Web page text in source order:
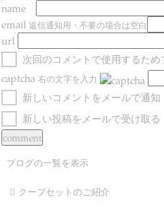
name
email 返信通知用・不要の場合は空白
url
次回のコメントで使用するた
captcha 右の文字を入力
新しいコメントをメールで通知
新しい投稿をメールで受け取る
ブログの一覧を表示
クープセットのご紹介